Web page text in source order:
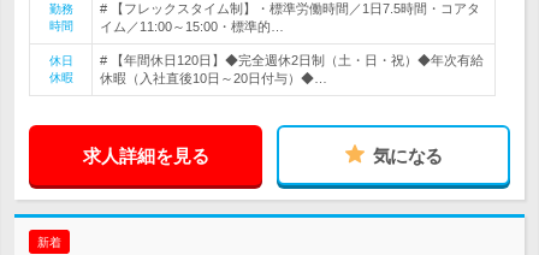
勤務
時間
# 【フレックスタイム制】・標準労働時間／1日7.5時間・コアタ
イム／11:00～15:00・標準的…
休日
休暇
# 【年間休日120日】◆完全週休2日制（土・日・祝）◆年次有給
休暇（入社直後10日～20日付与）◆…
求人詳細を見る 気になる
新着